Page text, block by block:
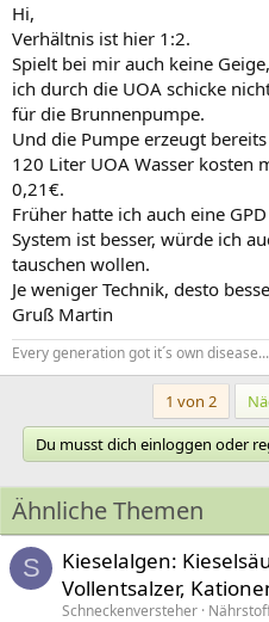
Hi,
Verhältnis ist hier 1:2.
Spielt bei mir auch keine
ich durch die UOA schicke
für die Brunnenpumpe.
Und die Pumpe erzeugt bereits
120 Liter UOA Wasser kosten
0,21€.
Früher hatte ich auch eine
System ist besser, würde ich
tauschen wollen.
Je weniger Technik, desto
Gruß Martin
Every generation got it´s own
1 von 2
Du musst dich einloggen oder
Ähnliche Themen
S
Kieselalgen:
Vollentsalzer,
Schneckenversteher